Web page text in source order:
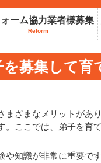
ォーム協力業者様募集
Reform
募集して育
ざまなメリットがあ
ここでは、弟子を育
や知識が非常に重要で